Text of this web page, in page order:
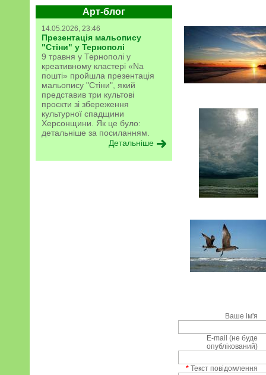
Арт-блог
14.05.2026, 23:46
Презентація мальопису
"Стіни" у Тернополі
9 травня у Тернополі у
креативному кластері «Na
пошті» пройшла презентація
мальопису "Стіни", який
представив три культові
проєкти зі збереження
культурної спадщини
Херсонщини. Як це було:
детальніше за посиланням.
Детальніше
Ваше ім'я
E-mail (не буде
опублікований)
* Текст повідомлення